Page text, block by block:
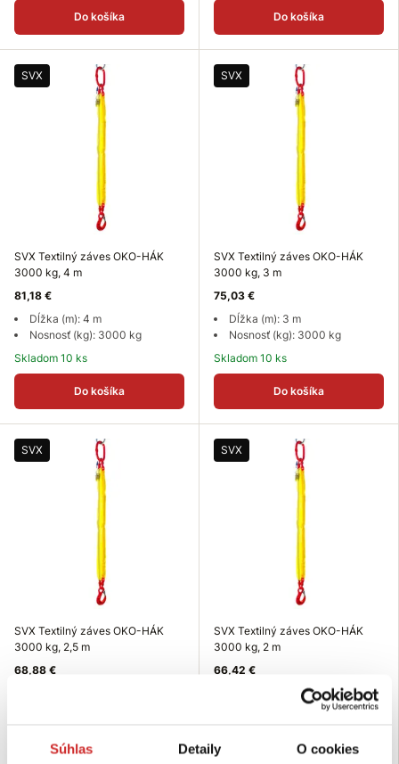
Súhlas Detaily O cookies
Do košíka Do košíka
SVX
SVX Textilný záves OKO-HÁK
3000 kg, 4 m
81,18 €
Dĺžka (m): 4 m
Nosnosť (kg): 3000 kg
Skladom 10 ks
Do košíka
SVX
SVX Textilný záves OKO-HÁK
3000 kg, 3 m
75,03 €
Dĺžka (m): 3 m
Nosnosť (kg): 3000 kg
Skladom 10 ks
Do košíka
SVX
SVX Textilný záves OKO-HÁK
3000 kg, 2,5 m
68,88 €
SVX
SVX Textilný záves OKO-HÁK
3000 kg, 2 m
66,42 €
Nosnosť (kg): 3000 kg